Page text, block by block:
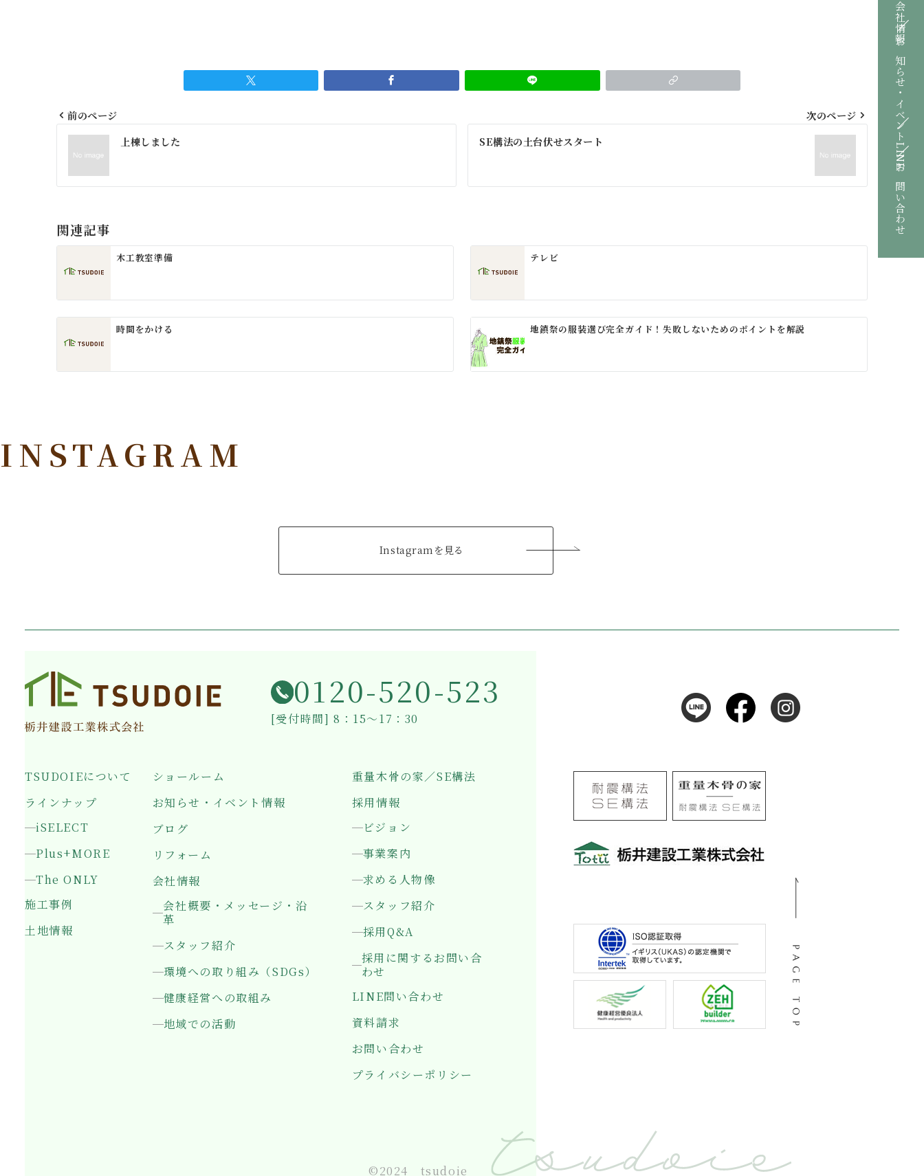
投
ナ
ゲ
ー
シ
ョ
ン
前のページ
上棟しました
次のページ
SE構法の土台伏せスタート
関連記事
木工教室準備 テレビ
時間をかける 地鎮祭の服装選び完全ガイド！失敗しないためのポイントを解説
INSTAGRAM
Instagramを見る
0120-520-523
[受付時間] 8：15～17：30
TSUDOIEについて
ラインナップ
iSELECT
Plus+MORE
The ONLY
施工事例
土地情報
ショールーム
お知らせ・イベント情報
ブログ
リフォーム
会社情報
会社概要・メッセージ・沿
革
スタッフ紹介
環境への取り組み（SDGs）
健康経営への取組み
地域での活動
重量木骨の家／SE構法
採用情報
ビジョン
事業案内
求める人物像
スタッフ紹介
採用Q&A
採用に関するお問い合
わせ
LINE問い合わせ
資料請求
お問い合わせ
プライバシーポリシー
©2024 tsudoie
会社情報
お知らせ・イベント
LINE
お問い合わせ